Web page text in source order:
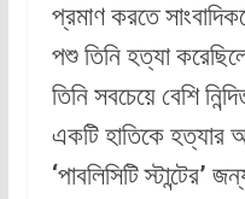
প্রমাণ করতে
পশু তিনি হত্যা
তিনি সবচেয়ে বেশি
একটি হাতিকে হত্যার
‘পাবলিসিটি স্টান্টের’